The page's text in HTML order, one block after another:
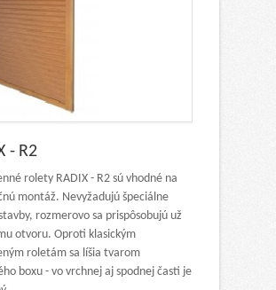
- R2
rolety RADIX - R2 sú vhodné na
montáž. Nevyžadujú špeciálne
rozmerovo sa prispôsobujú už
otvoru. Oproti klasickým
roletám sa líšia tvarom
boxu - vo vrchnej aj spodnej časti je